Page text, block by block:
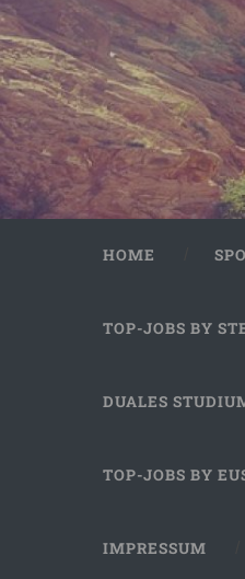
HOME
TOP-JOBS BY
DUALES
TOP-JOBS BY
IMPRESSUM